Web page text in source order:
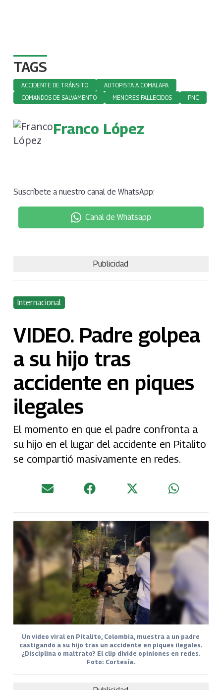
TAGS
ACCIDENTE DE TRÁNSITO
AUTOPISTA A COMALAPA
COMANDOS DE SALVAMENTO
MENORES FALLECIDOS PNC
Franco López
Suscríbete a nuestro canal de WhatsApp:
Canal de Whatsapp
Publicidad
Internacional
VIDEO. Padre golpea
a su hijo tras
accidente en piques
ilegales
El momento en que el padre confronta a
su hijo en el lugar del accidente en Pitalito
se compartió masivamente en redes.
Un video viral en Pitalito, Colombia, muestra a un padre
castigando a su hijo tras un accidente en piques ilegales.
¿Disciplina o maltrato? El clip divide opiniones en redes.
Foto: Cortesía.